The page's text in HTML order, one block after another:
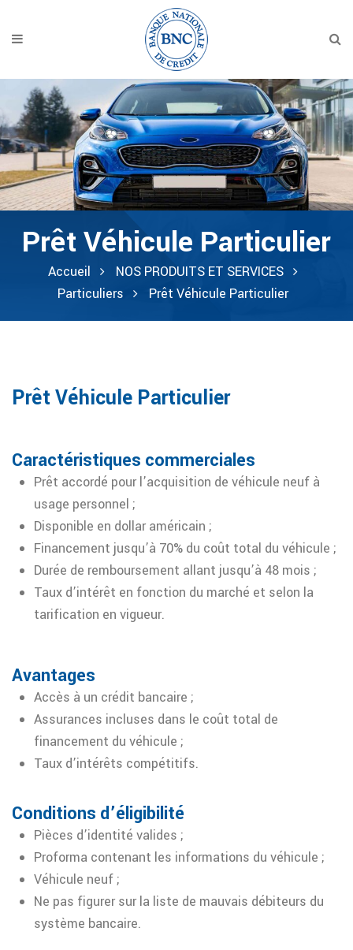
Prêt Véhicule Particulier
Accueil
NOS PRODUITS ET SERVICES
Particuliers
Prêt Véhicule Particulier
Prêt Véhicule Particulier
Caractéristiques commerciales
Prêt accordé pour l’acquisition de véhicule neuf à
usage personnel ;
Disponible en dollar américain ;
Financement jusqu’à 70% du coût total du véhicule ;
Durée de remboursement allant jusqu’à 48 mois ;
Taux d’intérêt en fonction du marché et selon la
tarification en vigueur.
Avantages
Accès à un crédit bancaire ;
Assurances incluses dans le coût total de
financement du véhicule ;
Taux d’intérêts compétitifs.
Conditions d’éligibilité
Pièces d’identité valides ;
Proforma contenant les informations du véhicule ;
Véhicule neuf ;
Ne pas figurer sur la liste de mauvais débiteurs du
système bancaire.